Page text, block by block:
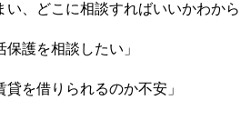
C
h
at
m
bl
r
p
e
い、どこに相談すればいいかわから
保護を相談したい」
貸を借りられるのか不安」